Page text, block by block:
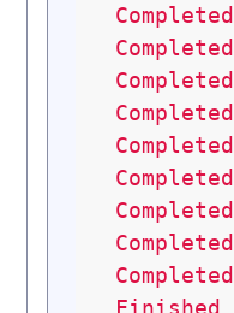
Completed
Completed
Completed
Completed
Completed
Completed
Completed
Completed
Completed
Finished